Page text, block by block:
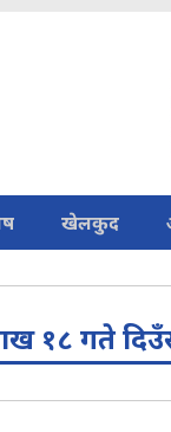
खेलकुद
१८ गते